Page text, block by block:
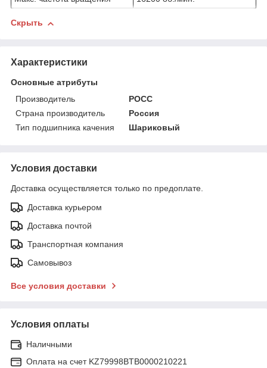
Скрыть
Характеристики
Основные атрибуты
Производитель
РОСС
Страна производитель
Россия
Тип подшипника качения
Шариковый
Условия доставки
Доставка осуществляется только по предоплате.
Доставка курьером
Доставка почтой
Транспортная компания
Самовывоз
Все условия доставки
Условия оплаты
Наличными
Оплата на счет KZ79998BTB0000210221